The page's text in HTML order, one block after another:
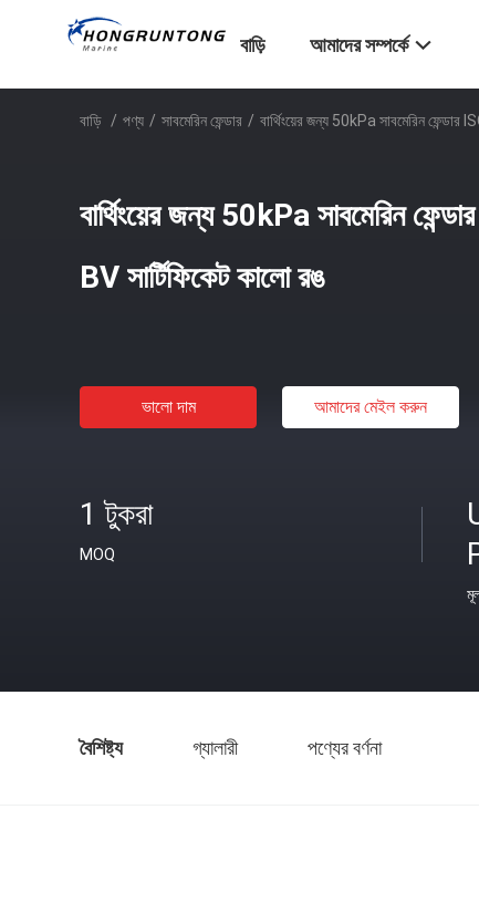
বাড়ি আমাদের সম্পর্কে
বাড়ি / পণ্য / সাবমেরিন ফেন্ডার / বার্থিংয়ের জন্য 50kPa সাবমেরিন
বার্থিংয়ের জন্য 50kPa সাবমেরিন
BV সার্টিফিকেট কালো রঙ
ভালো দাম আমাদের মেইল ​​করুন
1 টুকরা
MOQ
বৈশিষ্ট্য গ্যালারী পণ্যের বর্ণনা